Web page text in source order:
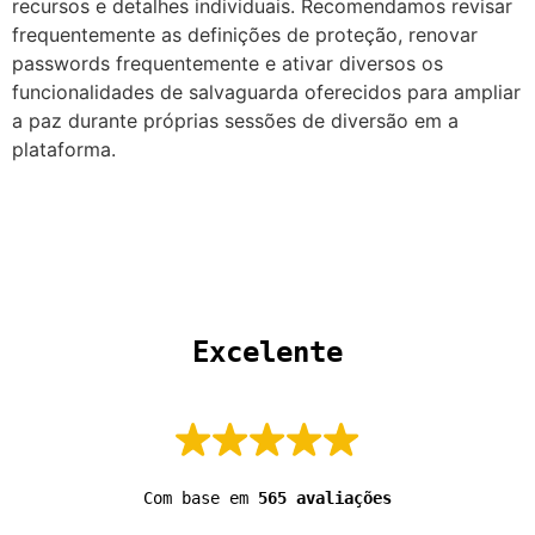
recursos e detalhes individuais. Recomendamos revisar
frequentemente as definições de proteção, renovar
passwords frequentemente e ativar diversos os
funcionalidades de salvaguarda oferecidos para ampliar
a paz durante próprias sessões de diversão em a
plataforma.
Excelente
Com base em 565 avaliações